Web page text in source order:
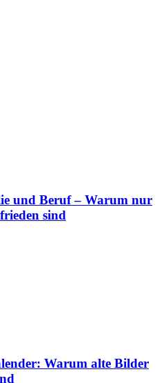
und Beruf – Warum nur
sind
Warum alte Bilder